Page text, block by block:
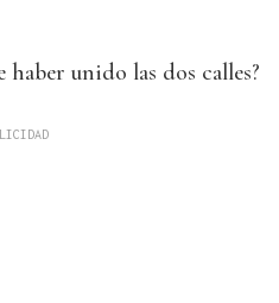
unido las dos calles?